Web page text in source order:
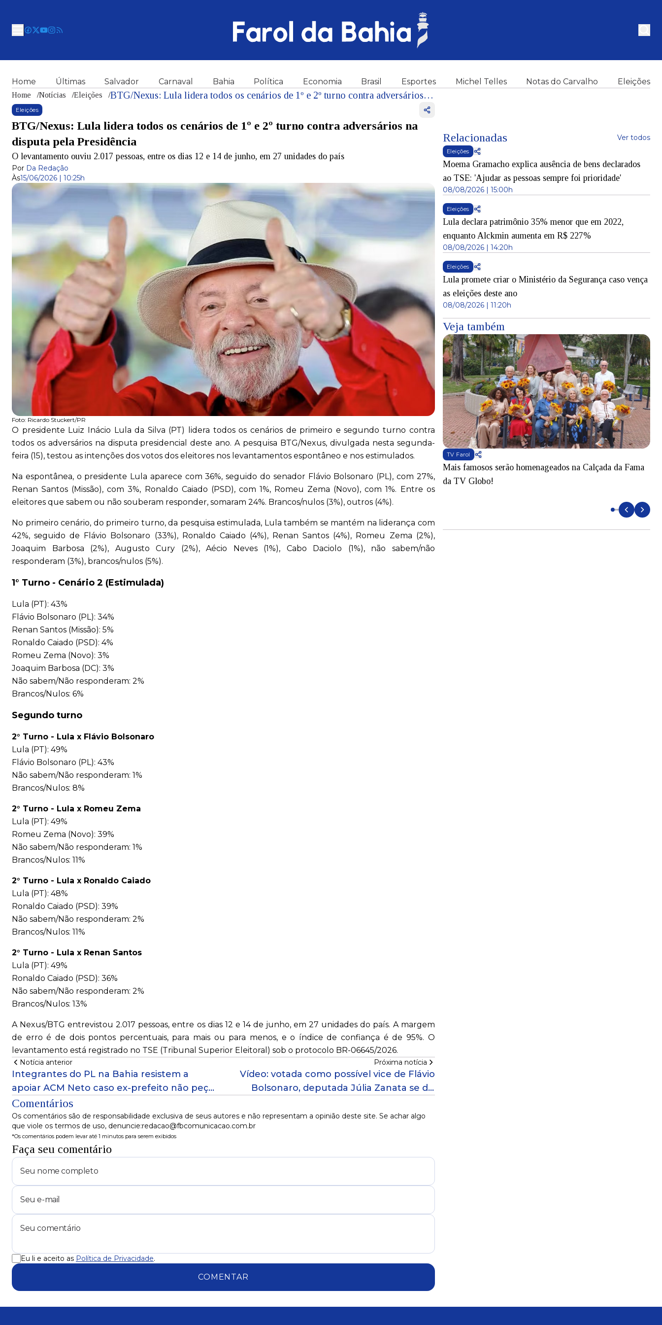
Home Últimas Salvador Carnaval Bahia Política Economia Brasil Esportes Michel Telles Notas do Carvalho Eleições
Home /Notícias /Eleições / BTG/Nexus: Lula lidera todos os cenários de 1º e 2º turno contra adversários na disputa pela Presidência
Eleições
BTG/Nexus: Lula lidera todos os cenários de 1º e 2º turno contra adversários na
disputa pela Presidência
O levantamento ouviu 2.017 pessoas, entre os dias 12 e 14 de junho, em 27 unidades do país
Por Da Redação
Às15/06/2026 | 10:25h
Foto: Ricardo Stuckert/PR
O presidente Luiz Inácio Lula da Silva (PT) lidera todos os cenários de primeiro e segundo turno contra
todos os adversários na disputa presidencial deste ano. A pesquisa BTG/Nexus, divulgada nesta segunda-
feira (15), testou as intenções dos votos dos eleitores nos levantamentos espontâneo e nos estimulados.
Na espontânea, o presidente Lula aparece com 36%, seguido do senador Flávio Bolsonaro (PL), com 27%,
Renan Santos (Missão), com 3%, Ronaldo Caiado (PSD), com 1%, Romeu Zema (Novo), com 1%. Entre os
eleitores que sabem ou não souberam responder, somaram 24%. Brancos/nulos (3%), outros (4%).
No primeiro cenário, do primeiro turno, da pesquisa estimulada, Lula também se mantém na liderança com
42%, seguido de Flávio Bolsonaro (33%), Ronaldo Caiado (4%), Renan Santos (4%), Romeu Zema (2%),
Joaquim Barbosa (2%), Augusto Cury (2%), Aécio Neves (1%), Cabo Daciolo (1%), não sabem/não
responderam (3%), brancos/nulos (5%).
1° Turno - Cenário 2 (Estimulada)
Lula (PT): 43%
Flávio Bolsonaro (PL): 34%
Renan Santos (Missão): 5%
Ronaldo Caiado (PSD): 4%
Romeu Zema (Novo): 3%
Joaquim Barbosa (DC): 3%
Não sabem/Não responderam: 2%
Brancos/Nulos: 6%
Segundo turno
2° Turno - Lula x Flávio Bolsonaro
Lula (PT): 49%
Flávio Bolsonaro (PL): 43%
Não sabem/Não responderam: 1%
Brancos/Nulos: 8%
2° Turno - Lula x Romeu Zema
Lula (PT): 49%
Romeu Zema (Novo): 39%
Não sabem/Não responderam: 1%
Brancos/Nulos: 11%
2° Turno - Lula x Ronaldo Caiado
Lula (PT): 48%
Ronaldo Caiado (PSD): 39%
Não sabem/Não responderam: 2%
Brancos/Nulos: 11%
2° Turno - Lula x Renan Santos
Lula (PT): 49%
Ronaldo Caiado (PSD): 36%
Não sabem/Não responderam: 2%
Brancos/Nulos: 13%
A Nexus/BTG entrevistou 2.017 pessoas, entre os dias 12 e 14 de junho, em 27 unidades do país. A margem
de erro é de dois pontos percentuais, para mais ou para menos, e o índice de confiança é de 95%. O
levantamento está registrado no TSE (Tribunal Superior Eleitoral) sob o protocolo BR-06645/2026.
Notícia anterior
Integrantes do PL na Bahia resistem a
apoiar ACM Neto caso ex-prefeito não peça
voto em Flávio ao Planalto
Próxima notícia
Vídeo: votada como possível vice de Flávio
Bolsonaro, deputada Júlia Zanata se diz
Comentários
Os comentários são de responsabilidade exclusiva de seus autores e não representam a opinião deste site. Se achar algo
que viole os termos de uso, denuncie:redacao@fbcomunicacao.com.br
*Os comentários podem levar até 1 minutos para serem exibidos
Faça seu comentário
Eu li e aceito as Política de Privacidade.
COMENTAR
Relacionadas Ver todos
Eleições
Moema Gramacho explica ausência de bens declarados
ao TSE: 'Ajudar as pessoas sempre foi prioridade'
08/08/2026 | 15:00h
Eleições
Lula declara patrimônio 35% menor que em 2022,
enquanto Alckmin aumenta em R$ 227%
08/08/2026 | 14:20h
Eleições
Lula promete criar o Ministério da Segurança caso vença
as eleições deste ano
08/08/2026 | 11:20h
Veja também
TV Farol
Mais famosos serão homenageados na Calçada da Fama
da TV Globo!